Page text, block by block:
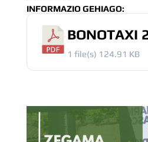
INFORMAZIO GEHIAGO:
BONOTAXI
1 file(s) 124.91 KB